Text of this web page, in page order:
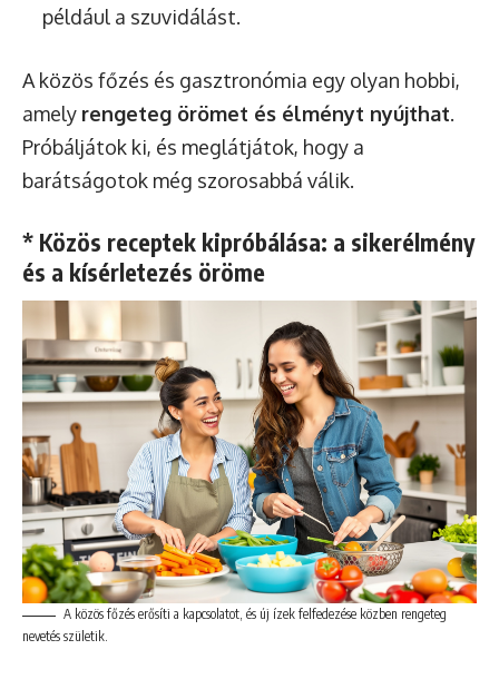
például a szuvidálást.
A közös főzés és gasztronómia egy olyan hobbi,
amely rengeteg örömet és élményt nyújthat.
Próbáljátok ki, és meglátjátok, hogy a
barátságotok még szorosabbá válik.
* Közös receptek kipróbálása: a sikerélmény
és a kísérletezés öröme
A közös főzés erősíti a kapcsolatot, és új ízek felfedezése közben rengeteg
nevetés születik.